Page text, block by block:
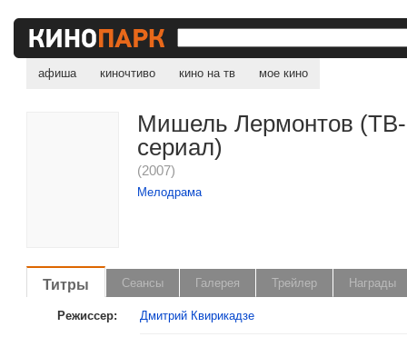
афиша киночтиво кино на тв мое кино
Мишель Лермонтов (ТВ-
сериал)
(2007)
Мелодрама
Титры Сеансы Галерея Трейлер Награды
Режиссер: Дмитрий Квирикадзе